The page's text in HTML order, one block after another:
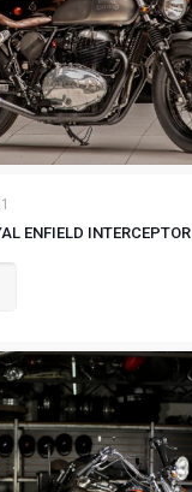
ENFIELD INTERCEPTOR